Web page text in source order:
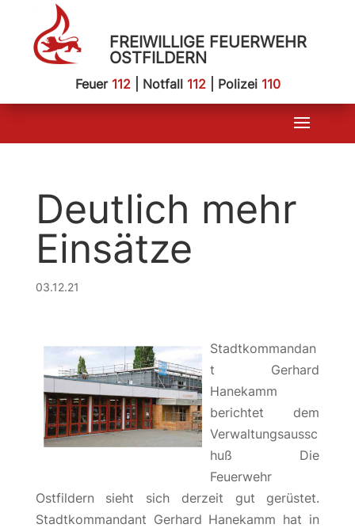
FREIWILLIGE FEUERWEHR
OSTFILDERN
Feuer 112| Notfall 112| Polizei 110
Deutlich mehr
Einsätze
03.12.21
Stadtkommandan
t Gerhard
Hanekamm
berichtet dem
Verwaltungsaussc
huß Die
Feuerwehr
Ostfildern sieht sich derzeit gut gerüstet.
Stadtkommandant Gerhard Hanekamm hat in